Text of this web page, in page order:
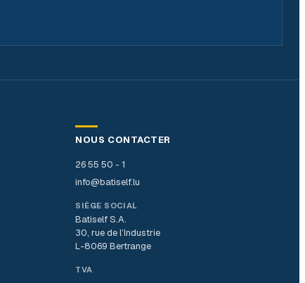
NOUS CONTACTER
26 55 50 - 1
info@batiself.lu
SIÈGE SOCIAL
Batiself S.A.
30, rue de l’Industrie
L-8069 Bertrange
TVA